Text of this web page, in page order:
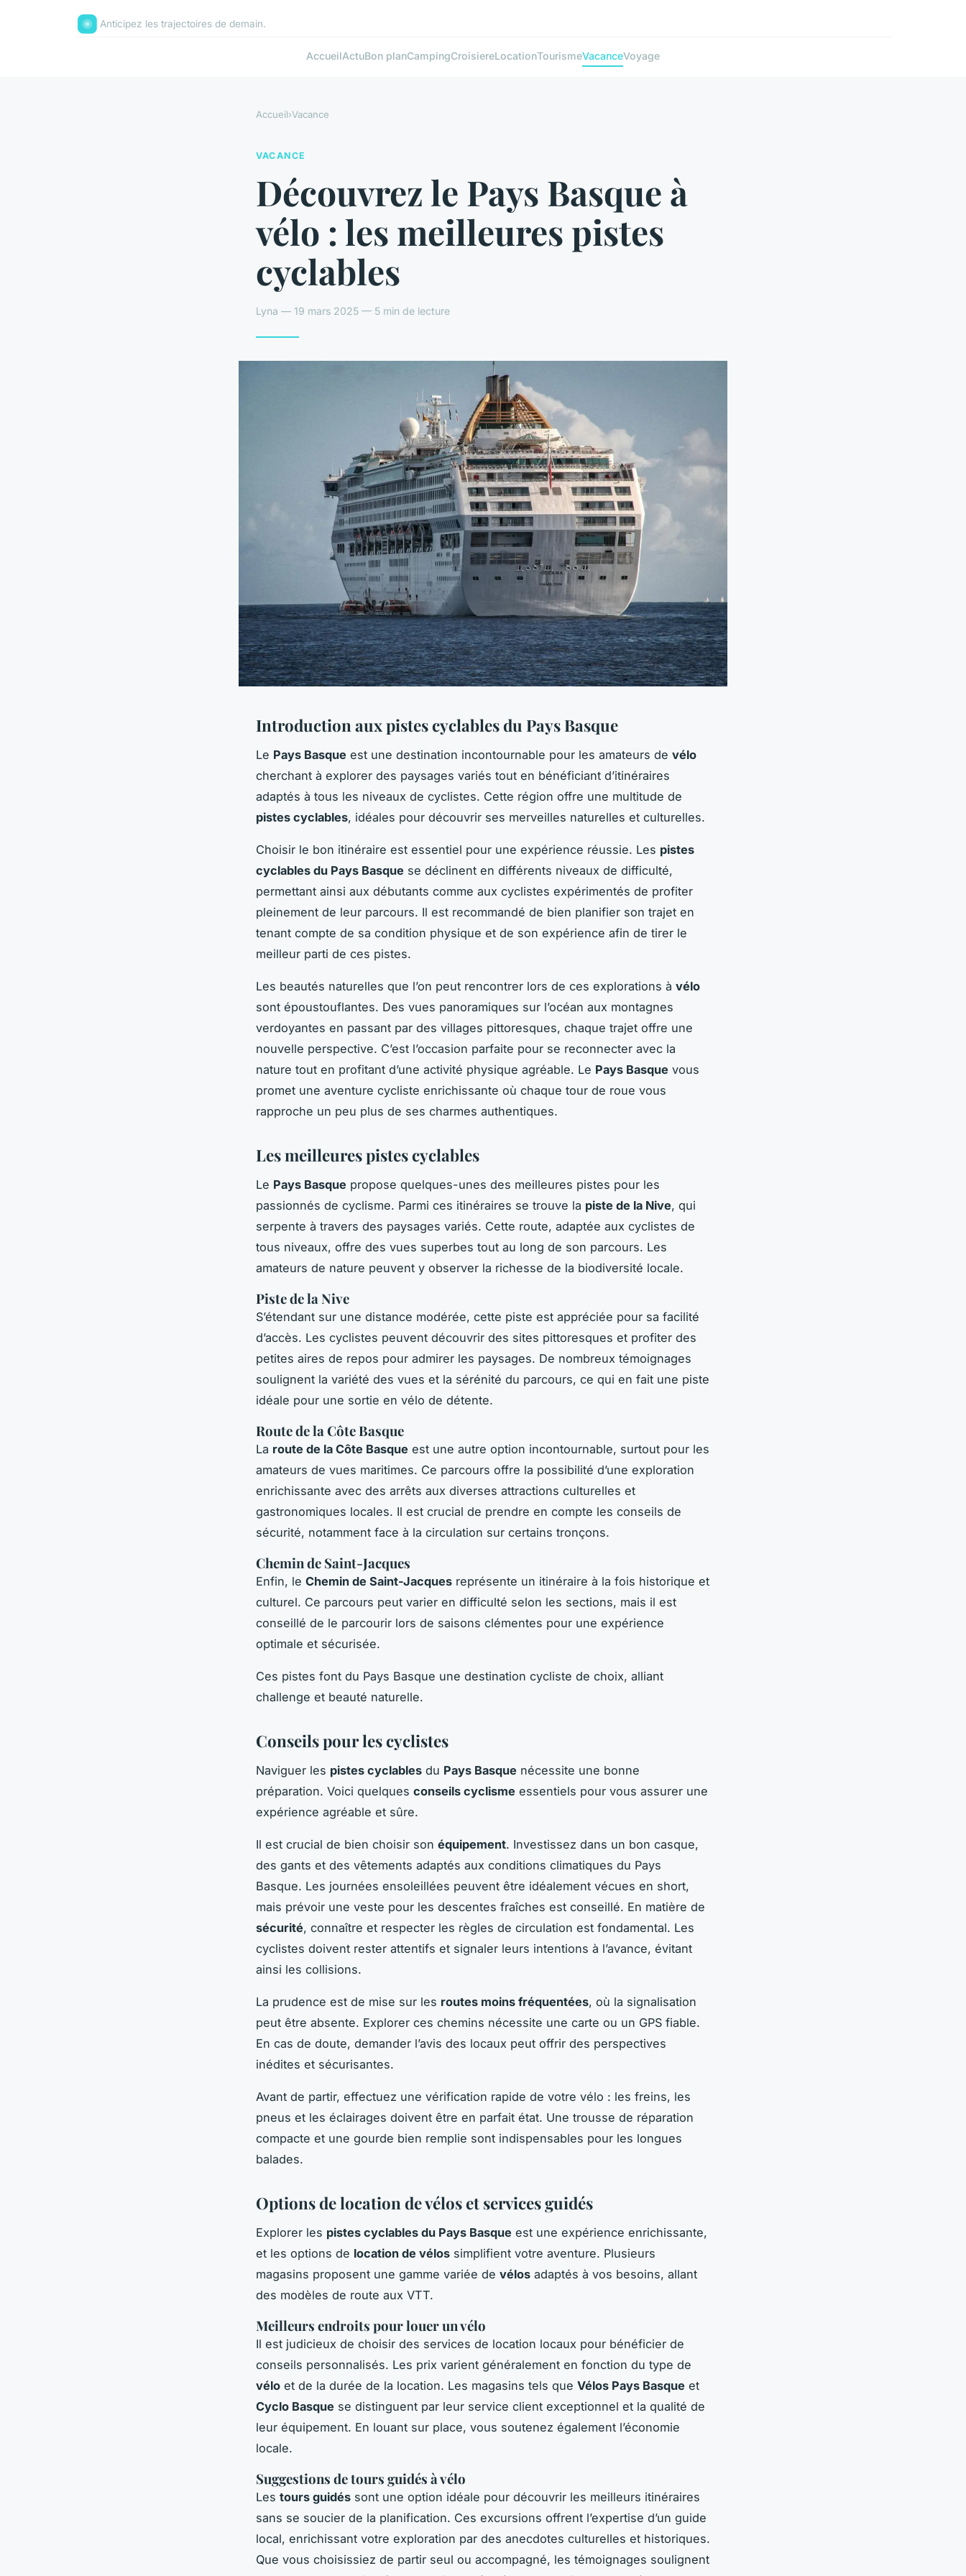
Anticipez les trajectoires de demain.
AccueilActuBon planCampingCroisiereLocationTourismeVacanceVoyage
Accueil›Vacance
VACANCE
Découvrez le Pays Basque à
vélo : les meilleures pistes
cyclables
Lyna — 19 mars 2025 — 5 min de lecture
Introduction aux pistes cyclables du Pays Basque
Le Pays Basque est une destination incontournable pour les amateurs de vélo
cherchant à explorer des paysages variés tout en bénéficiant d’itinéraires
adaptés à tous les niveaux de cyclistes. Cette région offre une multitude de
pistes cyclables, idéales pour découvrir ses merveilles naturelles et culturelles.
Choisir le bon itinéraire est essentiel pour une expérience réussie. Les pistes
cyclables du Pays Basque se déclinent en différents niveaux de difficulté,
permettant ainsi aux débutants comme aux cyclistes expérimentés de profiter
pleinement de leur parcours. Il est recommandé de bien planifier son trajet en
tenant compte de sa condition physique et de son expérience afin de tirer le
meilleur parti de ces pistes.
Les beautés naturelles que l’on peut rencontrer lors de ces explorations à vélo
sont époustouflantes. Des vues panoramiques sur l’océan aux montagnes
verdoyantes en passant par des villages pittoresques, chaque trajet offre une
nouvelle perspective. C’est l’occasion parfaite pour se reconnecter avec la
nature tout en profitant d’une activité physique agréable. Le Pays Basque vous
promet une aventure cycliste enrichissante où chaque tour de roue vous
rapproche un peu plus de ses charmes authentiques.
Les meilleures pistes cyclables
Le Pays Basque propose quelques-unes des meilleures pistes pour les
passionnés de cyclisme. Parmi ces itinéraires se trouve la piste de la Nive, qui
serpente à travers des paysages variés. Cette route, adaptée aux cyclistes de
tous niveaux, offre des vues superbes tout au long de son parcours. Les
amateurs de nature peuvent y observer la richesse de la biodiversité locale.
Piste de la Nive
S’étendant sur une distance modérée, cette piste est appréciée pour sa facilité
d’accès. Les cyclistes peuvent découvrir des sites pittoresques et profiter des
petites aires de repos pour admirer les paysages. De nombreux témoignages
soulignent la variété des vues et la sérénité du parcours, ce qui en fait une piste
idéale pour une sortie en vélo de détente.
Route de la Côte Basque
La route de la Côte Basque est une autre option incontournable, surtout pour les
amateurs de vues maritimes. Ce parcours offre la possibilité d’une exploration
enrichissante avec des arrêts aux diverses attractions culturelles et
gastronomiques locales. Il est crucial de prendre en compte les conseils de
sécurité, notamment face à la circulation sur certains tronçons.
Chemin de Saint-Jacques
Enfin, le Chemin de Saint-Jacques représente un itinéraire à la fois historique et
culturel. Ce parcours peut varier en difficulté selon les sections, mais il est
conseillé de le parcourir lors de saisons clémentes pour une expérience
optimale et sécurisée.
Ces pistes font du Pays Basque une destination cycliste de choix, alliant
challenge et beauté naturelle.
Conseils pour les cyclistes
Naviguer les pistes cyclables du Pays Basque nécessite une bonne
préparation. Voici quelques conseils cyclisme essentiels pour vous assurer une
expérience agréable et sûre.
Il est crucial de bien choisir son équipement. Investissez dans un bon casque,
des gants et des vêtements adaptés aux conditions climatiques du Pays
Basque. Les journées ensoleillées peuvent être idéalement vécues en short,
mais prévoir une veste pour les descentes fraîches est conseillé. En matière de
sécurité, connaître et respecter les règles de circulation est fondamental. Les
cyclistes doivent rester attentifs et signaler leurs intentions à l’avance, évitant
ainsi les collisions.
La prudence est de mise sur les routes moins fréquentées, où la signalisation
peut être absente. Explorer ces chemins nécessite une carte ou un GPS fiable.
En cas de doute, demander l’avis des locaux peut offrir des perspectives
inédites et sécurisantes.
Avant de partir, effectuez une vérification rapide de votre vélo : les freins, les
pneus et les éclairages doivent être en parfait état. Une trousse de réparation
compacte et une gourde bien remplie sont indispensables pour les longues
balades.
Options de location de vélos et services guidés
Explorer les pistes cyclables du Pays Basque est une expérience enrichissante,
et les options de location de vélos simplifient votre aventure. Plusieurs
magasins proposent une gamme variée de vélos adaptés à vos besoins, allant
des modèles de route aux VTT.
Meilleurs endroits pour louer un vélo
Il est judicieux de choisir des services de location locaux pour bénéficier de
conseils personnalisés. Les prix varient généralement en fonction du type de
vélo et de la durée de la location. Les magasins tels que Vélos Pays Basque et
Cyclo Basque se distinguent par leur service client exceptionnel et la qualité de
leur équipement. En louant sur place, vous soutenez également l’économie
locale.
Suggestions de tours guidés à vélo
Les tours guidés sont une option idéale pour découvrir les meilleurs itinéraires
sans se soucier de la planification. Ces excursions offrent l’expertise d’un guide
local, enrichissant votre exploration par des anecdotes culturelles et historiques.
Que vous choisissiez de partir seul ou accompagné, les témoignages soulignent